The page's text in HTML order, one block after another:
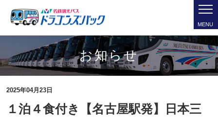
MENU
お知らせ
2025年04月23日
１泊４食付き【名古屋駅発】日本三